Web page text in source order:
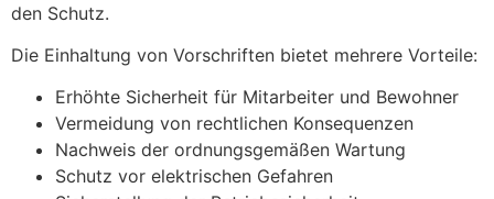
den Schutz.
Die Einhaltung von Vorschriften bietet mehrere Vorteile:
Erhöhte Sicherheit für Mitarbeiter und Bewohner
Vermeidung von rechtlichen Konsequenzen
Nachweis der ordnungsgemäßen Wartung
Schutz vor elektrischen Gefahren